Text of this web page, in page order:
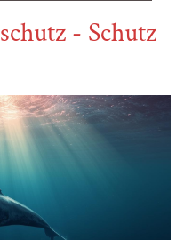
- Schutz